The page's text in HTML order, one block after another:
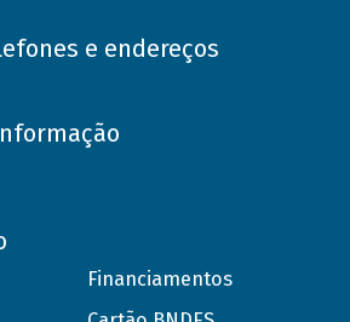
e endereços
Financiamentos